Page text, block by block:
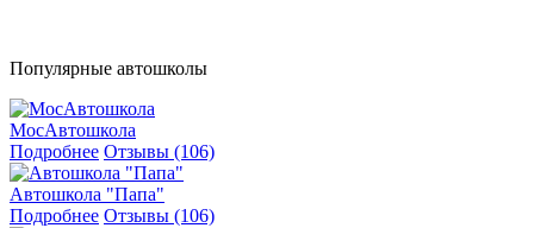
Популярные автошколы
МосАвтошкола
Подробнее Отзывы (106)
Автошкола "Папа"
Подробнее Отзывы (106)